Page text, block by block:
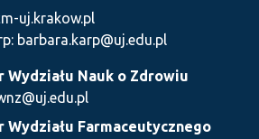
uj.krakow.pl
barbara.karp@uj.edu.pl
Nauk o Zdrowiu
Farmaceutycznego